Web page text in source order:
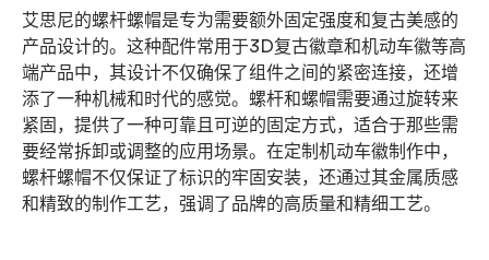
艾思尼的螺杆螺帽是专为需要额外固定强度和复古美感的
产品设计的。这种配件常用于3D复古徽章和机动车徽等高
端产品中，其设计不仅确保了组件之间的紧密连接，还增
添了一种机械和时代的感觉。螺杆和螺帽需要通过旋转来
紧固，提供了一种可靠且可逆的固定方式，适合于那些需
要经常拆卸或调整的应用场景。在定制机动车徽制作中，
螺杆螺帽不仅保证了标识的牢固安装，还通过其金属质感
和精致的制作工艺，强调了品牌的高质量和精细工艺。